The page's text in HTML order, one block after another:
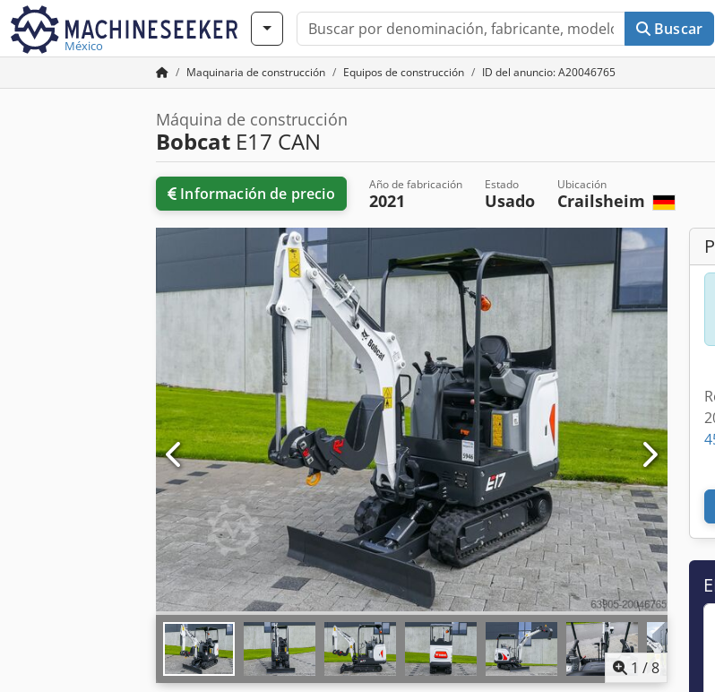
México
Buscar
Maquinaria de construcción Equipos de construcción ID del anuncio: A20046765
Máquina de construcción
Bobcat E17 CAN
Información de precio Año de fabricación
2021
Estado
Usado
Ubicación
Crailsheim
1 /8